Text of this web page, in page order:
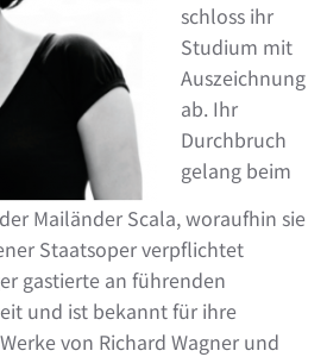
schloss ihr
Studium mit
Auszeichnung
ab. Ihr
Durchbruch
gelang beim
Mailänder Scala, woraufhin sie
Staatsoper verpflichtet
gastierte an führenden
und ist bekannt für ihre
von Richard Wagner und